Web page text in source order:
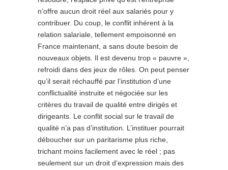
n’offre aucun droit réel aux salariés pour y
contribuer. Du coup, le conflit inhérent à la
relation salariale, tellement empoisonné en
France maintenant, a sans doute besoin de
nouveaux objets. Il est devenu trop « pauvre »,
refroidi dans des jeux de rôles. On peut penser
qu’il serait réchauffé par l’institution d’une
conflictualité instruite et négociée sur les
critères du travail de qualité entre dirigés et
dirigeants. Le conflit social sur le travail de
qualité n’a pas d’institution. L’instituer pourrait
déboucher sur un paritarisme plus riche,
trichant moins facilement avec le réel ; pas
seulement sur un droit d’expression mais des